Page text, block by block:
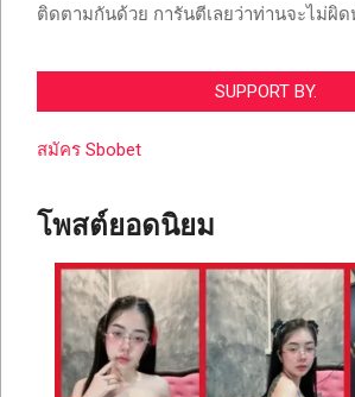
ติดตามกันด้วย การันตีเลยว่าท่านจะไม่ผิ
SUPPORT BY.
สมัคร Sbobet
โพสต์ยอดนิยม